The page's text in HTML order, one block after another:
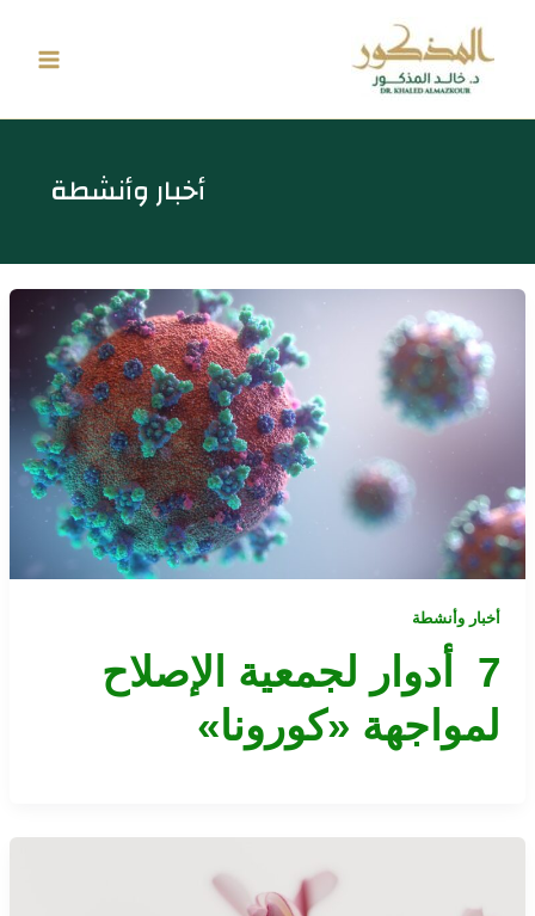
المحتوى
أخبار وأنشطة
أخبار وأنشطة
7 أدوار لجمعية الإصلاح
لمواجهة «كورونا»